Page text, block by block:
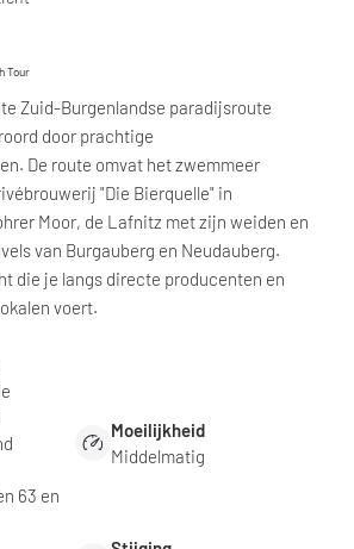
Tour
Zuid-Burgenlandse paradijsroute
door prachtige
De route omvat het zwemmeer
"Die Bierquelle" in
Moor, de Lafnitz met zijn weiden en
van Burgauberg en Neudauberg.
die je langs directe producenten en
voert.
63 en
Moeilijkheid
Middelmatig